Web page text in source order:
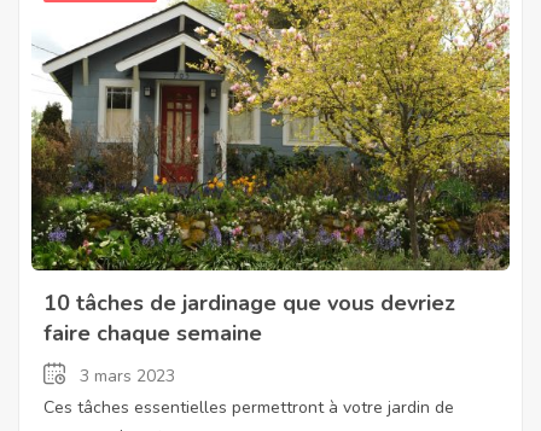
10 tâches de jardinage que vous devriez
faire chaque semaine
3 mars 2023
Ces tâches essentielles permettront à votre jardin de